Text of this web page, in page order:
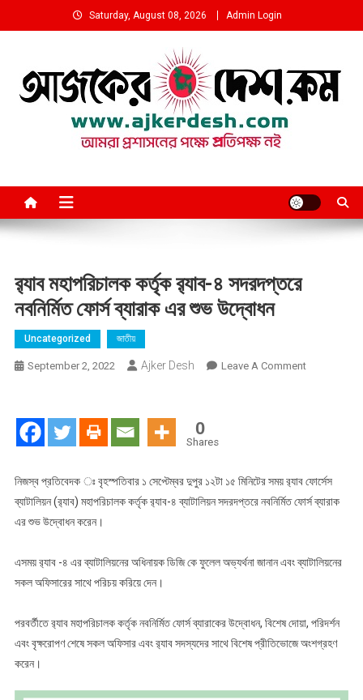
to
Saturday, August 08, 2026 Admin Login
র‍্যাব মহাপরিচালক কর্তৃক র‍্যাব-৪ সদরদপ্তরে
নবনির্মিত ফোর্স ব্যারাক এর শুভ উদ্বোধন
Uncategorized জাতীয়
September 2, 2022 Ajker Desh Leave A CommentOn
নবনির্মিত
ফোর্স
উদ্বোধন
0
Shares
নিজস্ব প্রতিবেদক ঃ বৃহস্পতিবার ১ সেপ্টেম্বর দুপুর ১২টা ১৫ মিনিটের সময় র‍্যাব ফোর্সেস
ব্যাটালিয়ন (র‍্যাব) মহাপরিচালক কর্তৃক র‍্যাব-৪ ব্যাটালিয়ন সদরদপ্তরে নবনির্মিত ফোর্স ব্যারাক
এর শুভ উদ্বোধন করেন।
এসময় র‍্যাব -৪ এর ব্যাটালিয়নের অধিনায়ক ডিজি কে ফুলেল অভ্যর্থনা জানান এবং ব্যাটালিয়নের
সকল অফিসারের সাথে পরিচয় করিয়ে দেন।
পরবর্তীতে র‍্যাব মহাপরিচালক কর্তৃক নবনির্মিত ফোর্স ব্যারাকের উদ্বোধন, বিশেষ দোয়া, পরিদর্শন
এবং বৃক্ষরোপণ শেষে সকল অফিসার এবং র‍্যাব সদস্যদের সাথে বিশেষ প্রীতিভোজে অংশগ্রহণ
করেন।